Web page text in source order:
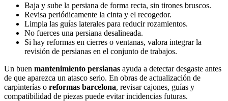
Baja y sube la persiana de forma recta, sin tirones bruscos.
Revisa periódicamente la cinta y el recogedor.
Limpia las guías laterales para reducir rozamientos.
No fuerces una persiana desalineada.
Si hay reformas en cierres o ventanas, valora integrar la
revisión de persianas en el conjunto de trabajos.
Un buen mantenimiento persianas ayuda a detectar desgaste antes
de que aparezca un atasco serio. En obras de actualización de
carpinterías o reformas barcelona, revisar cajones, guías y
compatibilidad de piezas puede evitar incidencias futuras.